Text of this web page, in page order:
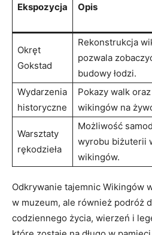
Ekspozycja Opis
Okręt
Gokstad
Rekonstrukcja
pozwala
budowy łodzi.
Wydarzenia
historyczne
Pokazy walk
wikingów na
Warsztaty
rękodzieła
Możliwość
wyrobu biżuterii
wikingów.
Odkrywanie tajemnic Wikingów
w muzeum, ale również podróż
codziennego życia, wierzeń i